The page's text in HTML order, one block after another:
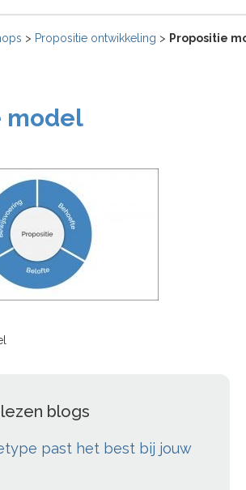
> Propositie ontwikkeling > Propositie
model
blogs
past het best bij jouw